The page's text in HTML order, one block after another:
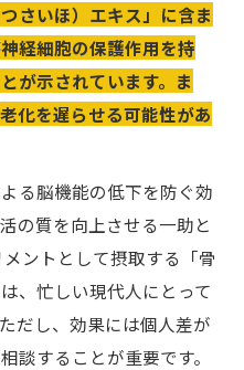
さいほ）エキス」に含ま
経細胞の保護作用を持
が示されています。ま
化を遅らせる可能性があ
る脳機能の低下を防ぐ効
の質を向上させる一助と
ントとして摂取する「骨
、忙しい現代人にとって
だし、効果には個人差が
談することが重要です。